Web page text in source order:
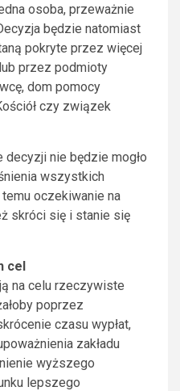
osoba, przeważnie
będzie natomiast
pokryte przez więcej
przez podmioty
dom pomocy
czy związek
decyzji nie będzie mogło
wszystkich
oczekiwanie na
skróci się i stanie się
cel
na celu rzeczywiste
poprzez
czasu wypłat,
zakładu
wyższego
lepszego